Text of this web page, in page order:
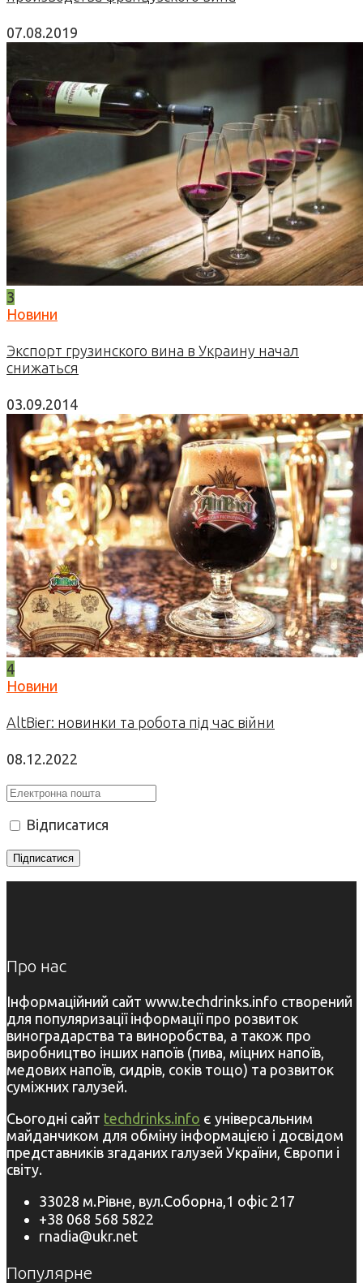
07.08.2019
3
Новини
Экспорт грузинского вина в Украину начал
снижаться
03.09.2014
4
Новини
AltBier: новинки та робота під час війни
08.12.2022
Відписатися
Про нас
Інформаційний сайт www.techdrinks.info створений
для популяризації інформації про розвиток
виноградарства та виноробства, а також про
виробництво інших напоїв (пива, міцних напоїв,
медових напоїв, сидрів, соків тощо) та розвиток
суміжних галузей.
Сьогодні сайт techdrinks.info є універсальним
майданчиком для обміну інформацією і досвідом
представників згаданих галузей України, Європи і
світу.
33028 м.Рівне, вул.Соборна,1 офіс 217
+38 068 568 5822
rnadia@ukr.net
Популярне